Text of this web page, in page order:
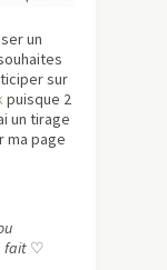
un
sur
puisque 2
un tirage
ma page
fait ♡